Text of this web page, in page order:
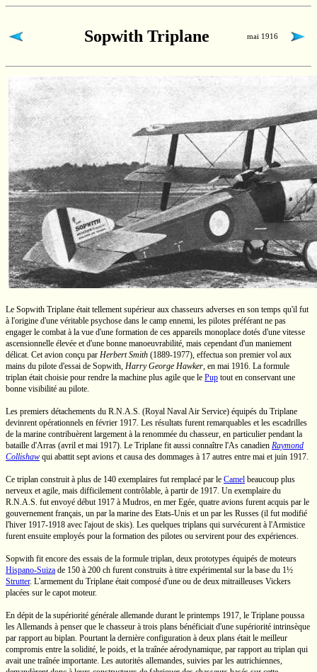
Sopwith Triplane mai 1916
Le Sopwith Triplane était tellement supérieur aux chasseurs adverses en son temps qu'il fut
à l'origine d'une véritable psychose dans le camp ennemi, les pilotes préférant ne pas
engager le combat à la vue d'une formation de ces appareils monoplace dotés d'une vitesse
ascensionnelle élevée et d'une bonne manoeuvrabilité, mais cependant d'un maniement
délicat. Cet avion conçu par Herbert Smith (1889-1977), effectua son premier vol aux
mains du pilote d'essai de Sopwith, Harry George Hawker, en mai 1916. La formule
triplan était choisie pour rendre la machine plus agile que le Pup tout en conservant une
bonne visibilité au pilote.
Les premiers détachements du R.N.A.S. (Royal Naval Air Service) équipés du Triplane
devinrent opérationnels en février 1917. Les résultats furent remarquables et les escadrilles
de la marine contribuèrent largement à la renommée du chasseur, en particulier pendant la
bataille d'Arras (avril et mai 1917). Le Triplane fit aussi connaître l'As canadien Raymond
Collishaw qui abattit sept avions et causa des dommages à 17 autres entre mai et juin 1917.
Ce triplan construit à plus de 140 exemplaires fut remplacé par le Camel beaucoup plus
nerveux et agile, mais difficilement contrôlable, à partir de 1917. Un exemplaire du
R.N.A.S. fut envoyé début 1917 à Mudros, en mer Egée, quatre avions furent acquis par le
gouvernement français, un par la marine des Etats-Unis et un par les Russes (il fut modifié
l'hiver 1917-1918 avec l'ajout de skis). Les quelques triplans qui survécurent à l'Armistice
furent ensuite employés pour la formation des pilotes ou servirent pour des expériences.
Sopwith fit encore des essais de la formule triplan, deux prototypes équipés de moteurs
Hispano-Suiza de 150 à 200 ch furent construits à titre expérimental sur la base du 1½
Strutter. L'armement du Triplane était composé d'une ou de deux mitrailleuses Vickers
placées sur le capot moteur.
En dépit de la supériorité générale allemande durant le printemps 1917, le Triplane poussa
les Allemands à penser que le chasseur à trois plans bénéficiait d'une supériorité intrinsèque
par rapport au biplan. Pourtant la dernière configuration à deux plans était le meilleur
compromis entre la solidité, le poids, et la traînée aérodynamique, par rapport au triplan qui
avait une traînée importante. Les autorités allemandes, suivies par les autrichiennes,